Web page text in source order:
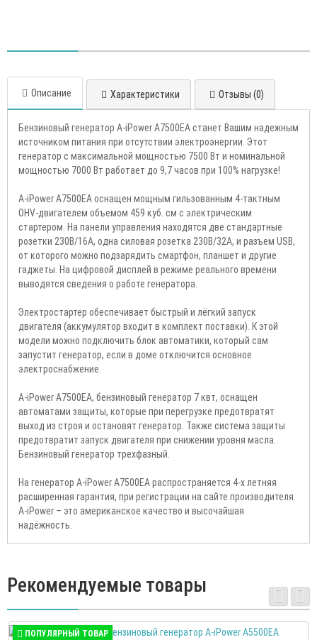
Описание Характеристики Отзывы (0)
Бензиновый генератор A-iPower A7500EA станет Вашим надежным
источником питания при отсутствии электроэнергии. Этот
генератор с максимальной мощностью 7500 Вт и номинальной
мощностью 7000 Вт работает до 9,7 часов при 100% нагрузке!
A-iPower A7500EA оснащен мощным гильзованным 4-тактным
OHV-двигателем объемом 459 куб. см с электрическим
стартером. На панели управления находятся две стандартные
розетки 230В/16А, одна силовая розетка 230В/32А, и разъем USB,
от которого можно подзарядить смартфон, планшет и другие
гаджеты. На цифровой дисплей в режиме реального времени
выводятся сведения о работе генератора.
Электростартер обеспечивает быстрый и лёгкий запуск
двигателя (аккумулятор входит в комплект поставки). К этой
модели можно подключить блок автоматики, который сам
запустит генератор, если в доме отключится основное
электроснабжение.
A-iPower A7500EA, бензиновый генератор 7 квт, оснащен
автоматами защиты, которые при перегрузке предотвратят
выход из строя и остановят генератор. Также система защиты
предотвратит запуск двигателя при снижении уровня масла.
Бензиновый генератор трехфазный.
На генератор A-iPower A7500EA распространяется 4-х летняя
расширенная гарантия, при регистрации на сайте производителя.
A-iPower – это американское качество и высочайшая
надёжность.
Рекомендуемые товары
ПОПУЛЯРНЫЙ ТОВАР